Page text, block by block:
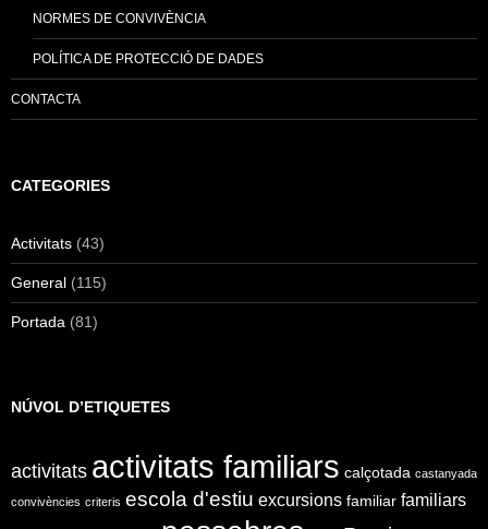
NORMES DE CONVIVÈNCIA
POLÍTICA DE PROTECCIÓ DE DADES
CONTACTA
CATEGORIES
Activitats (43)
General (115)
Portada (81)
NÚVOL D’ETIQUETES
activitats activitats familiars calçotada castanyada
convivències criteris escola d'estiu excursions familiar familiars